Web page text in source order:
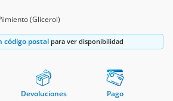
(Glicerol)
código postal para ver disponibilidad
Devoluciones Pago